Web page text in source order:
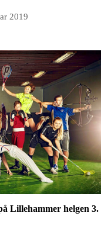
2019
Lillehammer helgen 3.